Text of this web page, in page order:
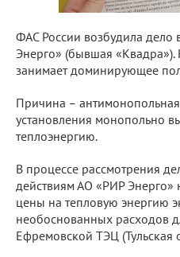
ФАС России возбудила
Энерго» (бывшая
занимает доминирующее
Причина –
установления монопольно
теплоэнергию.
В процессе рассмотрения
действиям АО «РИР Энерго»
цены на тепловую энергию
необоснованных расходов
Ефремовской ТЭЦ (Тульская